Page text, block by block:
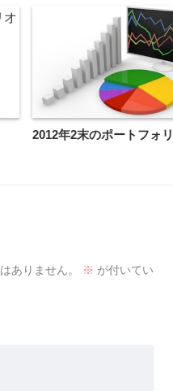
2012年2末のポートフォ
ありません。 ※ が付いてい